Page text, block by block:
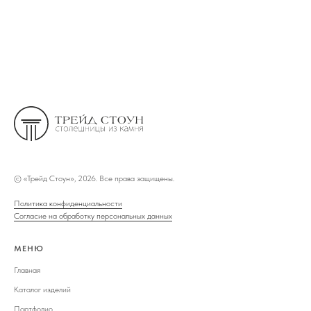
© «Трейд Стоун», 2026. Все права защищены.
Политика конфиденциальности
Согласие на обработку персональных данных
МЕНЮ
Главная
Каталог изделий
Портфолио